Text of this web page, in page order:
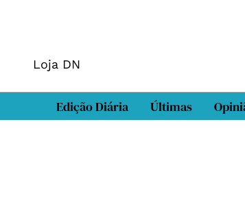
Loja DN
Edição Diária Últimas